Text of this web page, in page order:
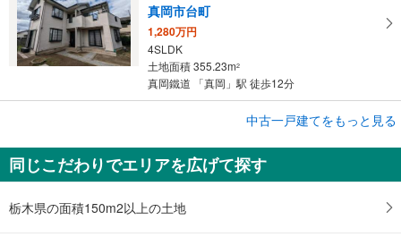
真岡市台町
1,280万円
4SLDK
土地面積 355.23m2
真岡鐵道 「真岡」駅 徒歩12分
真岡市高勢町2丁目
1,889万円
4LDK
土地面積 278.1m
中古一戸建てをもっと見る
同じこだわりでエリアを広げて探す
栃木県の面積150m2以上の土地